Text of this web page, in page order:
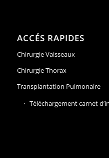
ACCÉS RAPIDES
Chirurgie Vaisseaux
Chirurgie Thorax
Transplantation Pulmonaire
Téléchargement carnet